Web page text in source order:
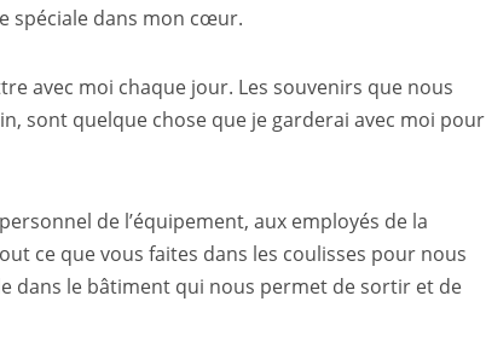
spéciale dans mon cœur.
avec moi chaque jour. Les souvenirs que nous
sont quelque chose que je garderai avec moi pour
de l’équipement, aux employés de la
ce que vous faites dans les coulisses pour nous
dans le bâtiment qui nous permet de sortir et de